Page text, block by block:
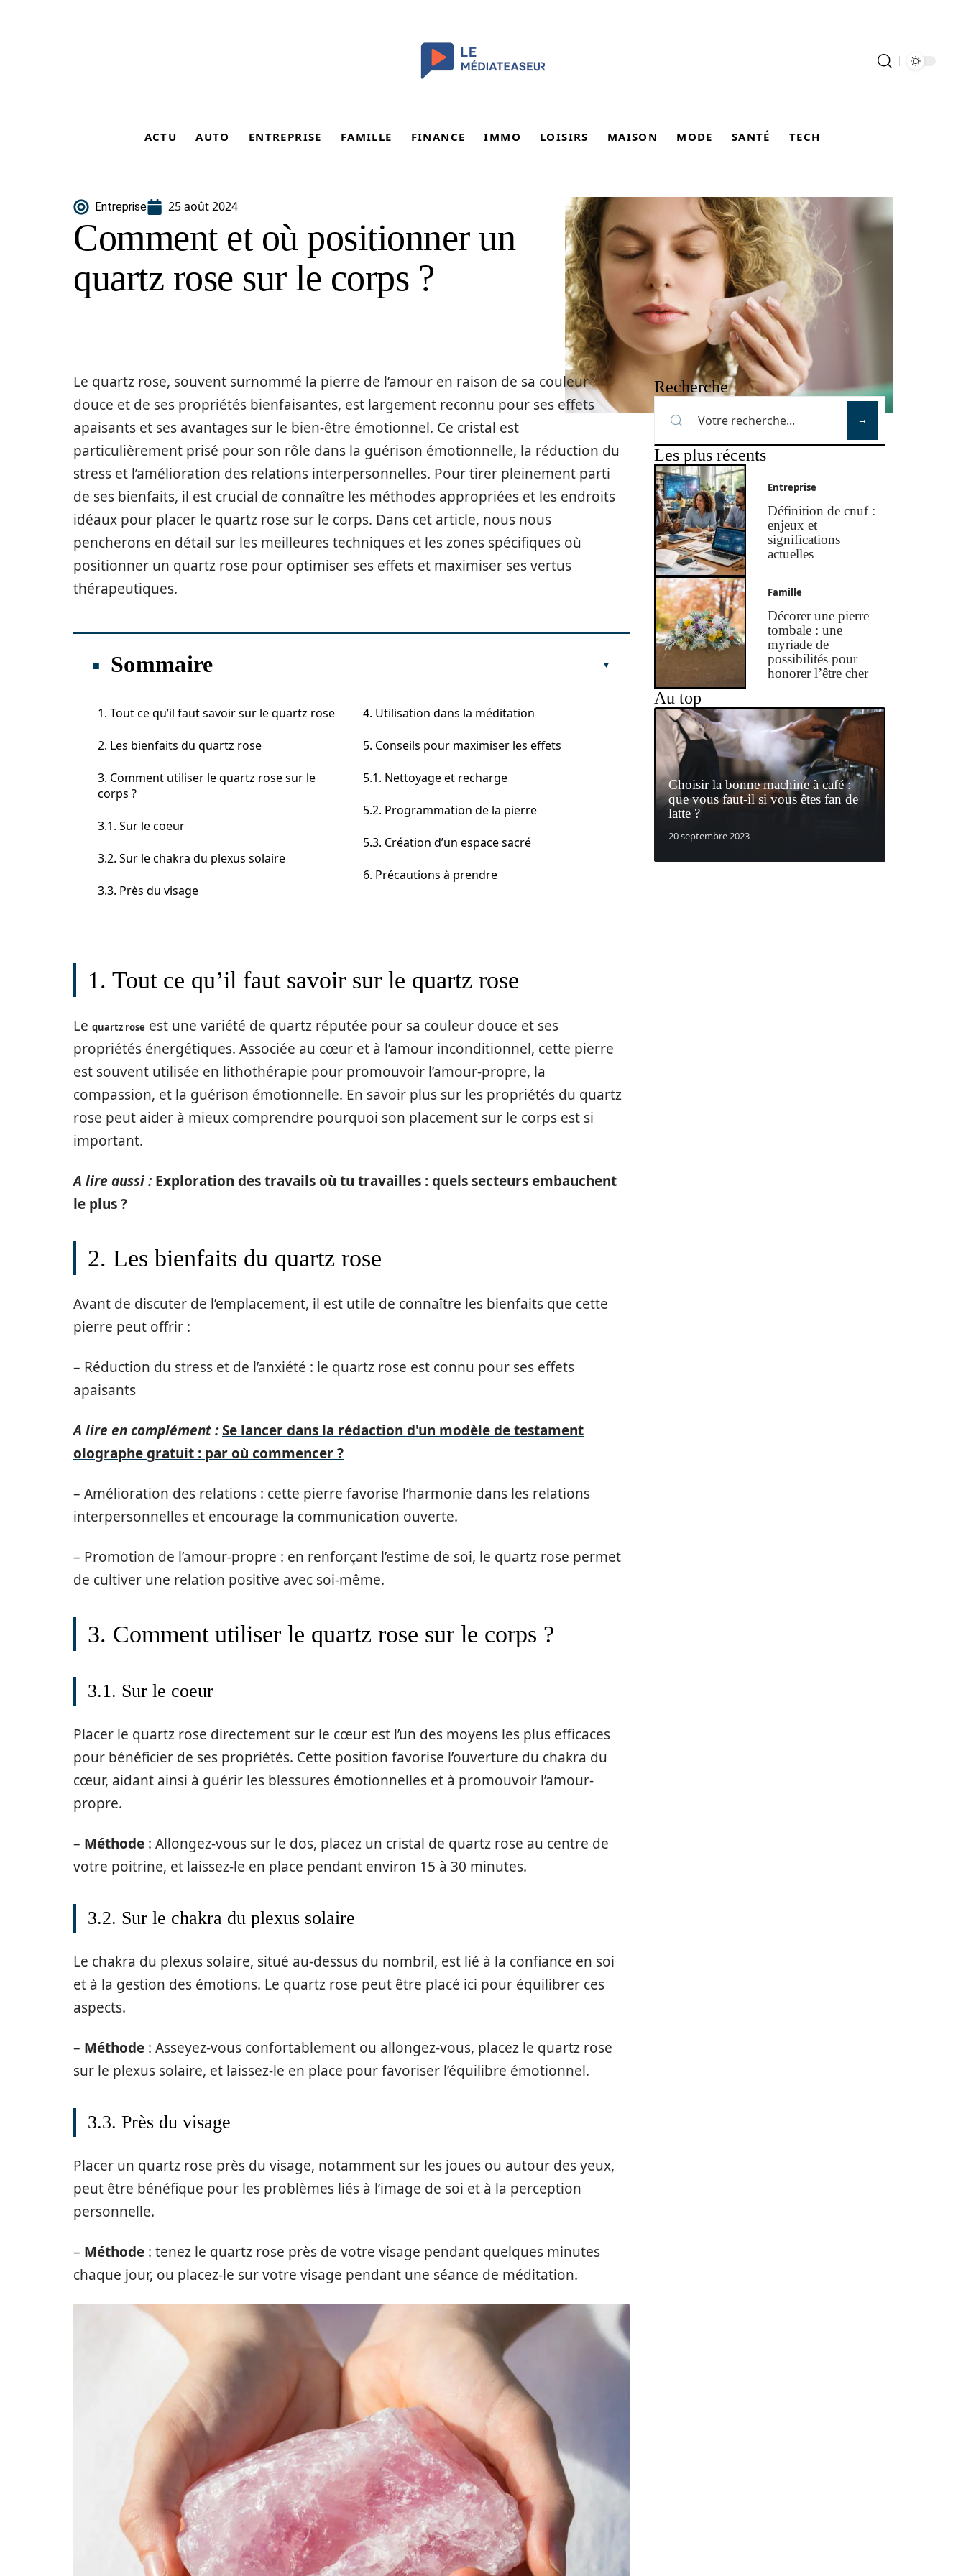
ACTU AUTO ENTREPRISE FAMILLE FINANCE IMMO LOISIRS MAISON MODE SANTÉ TECH
Entreprise 25 août 2024
Comment et où positionner un
quartz rose sur le corps ?
Le quartz rose, souvent surnommé la pierre de l’amour en raison de sa couleur
douce et de ses propriétés bienfaisantes, est largement reconnu pour ses effets
apaisants et ses avantages sur le bien-être émotionnel. Ce cristal est
particulièrement prisé pour son rôle dans la guérison émotionnelle, la réduction du
stress et l’amélioration des relations interpersonnelles. Pour tirer pleinement parti
de ses bienfaits, il est crucial de connaître les méthodes appropriées et les endroits
idéaux pour placer le quartz rose sur le corps. Dans cet article, nous nous
pencherons en détail sur les meilleures techniques et les zones spécifiques où
positionner un quartz rose pour optimiser ses effets et maximiser ses vertus
thérapeutiques.
Sommaire
1. Tout ce qu’il faut savoir sur le quartz rose
2. Les bienfaits du quartz rose
3. Comment utiliser le quartz rose sur le
corps ?
3.1. Sur le coeur
3.2. Sur le chakra du plexus solaire
3.3. Près du visage
4. Utilisation dans la méditation
5. Conseils pour maximiser les effets
5.1. Nettoyage et recharge
5.2. Programmation de la pierre
5.3. Création d’un espace sacré
6. Précautions à prendre
1. Tout ce qu’il faut savoir sur le quartz rose
Le quartz rose est une variété de quartz réputée pour sa couleur douce et ses
propriétés énergétiques. Associée au cœur et à l’amour inconditionnel, cette pierre
est souvent utilisée en lithothérapie pour promouvoir l’amour-propre, la
compassion, et la guérison émotionnelle. En savoir plus sur les propriétés du quartz
rose peut aider à mieux comprendre pourquoi son placement sur le corps est si
important.
A lire aussi : Exploration des travails où tu travailles : quels secteurs embauchent
le plus ?
2. Les bienfaits du quartz rose
Avant de discuter de l’emplacement, il est utile de connaître les bienfaits que cette
pierre peut offrir :
– Réduction du stress et de l’anxiété : le quartz rose est connu pour ses effets
apaisants
A lire en complément :Se lancer dans la rédaction d'un modèle de testament
olographe gratuit : par où commencer ?
– Amélioration des relations : cette pierre favorise l’harmonie dans les relations
interpersonnelles et encourage la communication ouverte.
– Promotion de l’amour-propre : en renforçant l’estime de soi, le quartz rose permet
de cultiver une relation positive avec soi-même.
3. Comment utiliser le quartz rose sur le corps ?
3.1. Sur le coeur
Placer le quartz rose directement sur le cœur est l’un des moyens les plus efficaces
pour bénéficier de ses propriétés. Cette position favorise l’ouverture du chakra du
cœur, aidant ainsi à guérir les blessures émotionnelles et à promouvoir l’amour-
propre.
– Méthode : Allongez-vous sur le dos, placez un cristal de quartz rose au centre de
votre poitrine, et laissez-le en place pendant environ 15 à 30 minutes.
3.2. Sur le chakra du plexus solaire
Le chakra du plexus solaire, situé au-dessus du nombril, est lié à la confiance en soi
et à la gestion des émotions. Le quartz rose peut être placé ici pour équilibrer ces
aspects.
– Méthode : Asseyez-vous confortablement ou allongez-vous, placez le quartz rose
sur le plexus solaire, et laissez-le en place pour favoriser l’équilibre émotionnel.
3.3. Près du visage
Placer un quartz rose près du visage, notamment sur les joues ou autour des yeux,
peut être bénéfique pour les problèmes liés à l’image de soi et à la perception
personnelle.
– Méthode : tenez le quartz rose près de votre visage pendant quelques minutes
chaque jour, ou placez-le sur votre visage pendant une séance de méditation.
Recherche
Les plus récents
Entreprise
Définition de cnuf :
enjeux et
significations
actuelles
Famille
Décorer une pierre
tombale : une
myriade de
possibilités pour
honorer l’être cher
Au top
Choisir la bonne machine à café :
que vous faut-il si vous êtes fan de
latte ?
20 septembre 2023